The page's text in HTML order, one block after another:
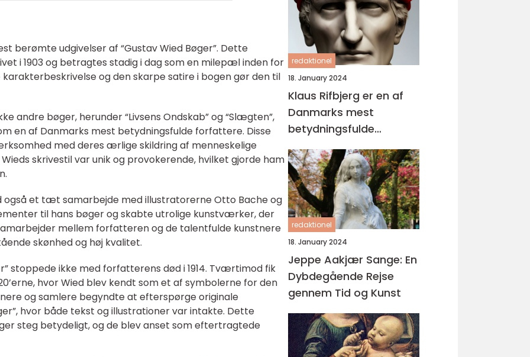
berømte udgivelser af “Gustav Wied Bøger”. Dette
i 1903 og betragtes stadig i dag som en milepæl inden for
og den skarpe satire i bogen gør den til
andre bøger, herunder “Livsens Ondskab” og “Slægten”,
en af Danmarks mest betydningsfulde forfattere. Disse
med deres ærlige skildring af menneskelige
skrivestil var unik og provokerende, hvilket gjorde ham
også et tæt samarbejde med illustratorerne Otto Bache og
til hans bøger og skabte utrolige kunstværker, der
mellem forfatteren og de talentfulde kunstnere
skønhed og høj kvalitet.
stoppede ikke med forfatterens død i 1914. Tværtimod fik
hvor Wied blev kendt som et af symbolerne for den
og samlere begyndte at efterspørge originale
hvor både tekst og illustrationer var intakte. Dette
steg betydeligt, og de blev anset som eftertragtede
redaktionel
18. January 2024
Klaus Rifbjerg er en af
Danmarks mest
betydningsfulde
forfattere og digtere,
der har skabt en
imponerende samling af
bøger i sin karriere
redaktionel
18. January 2024
Jeppe Aakjær Sange: En
Dybdegående Rejse
gennem Tid og Kunst